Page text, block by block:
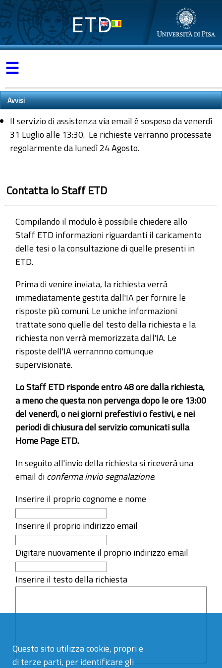
Questo sito utilizza cookie, propri e
di terze parti, per identificare gli
ETD
☰
Avvisi
Il servizio di assistenza via email è sospeso da venerdì
31 Luglio alle 13:30. Le richieste verranno processate
regolarmente da lunedì 24 Agosto.
Contatta lo Staff ETD
Compilando il modulo è possibile chiedere allo
Staff ETD informazioni riguardanti il caricamento
delle tesi o la consultazione di quelle presenti in
ETD.
Prima di venire inviata, la richiesta verrà
immediatamente gestita dall'IA per fornire le
risposte più comuni. Le uniche informazioni
trattate sono quelle del testo della richiesta e la
richiesta non verrà memorizzata dall'IA. Le
risposte dell'IA verrannno comunque
supervisionate.
Lo Staff ETD risponde entro 48 ore dalla richiesta,
a meno che questa non pervenga dopo le ore 13:00
del venerdì, o nei giorni prefestivi o festivi, e nei
periodi di chiusura del servizio comunicati sulla
Home Page ETD.
In seguito all'invio della richiesta si riceverà una
email diconferma invio segnalazione.
Inserire il proprio cognome e nome
Inserire il proprio indirizzo email
Digitare nuovamente il proprio indirizzo email
Inserire il testo della richiesta